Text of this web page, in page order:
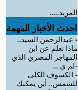
المزيد.....
احدث الأخبار المهمة
- عبدالرحمن السيد..
ماذا نعلم عن ابن
المهاجر المصري الذي
-لم ي ...
- الكسوف الكلي
للشمس.. أين يمكنك